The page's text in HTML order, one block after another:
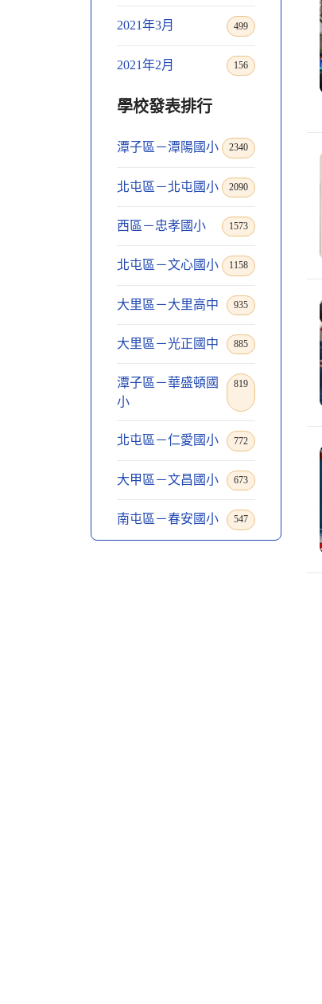
2021年3月 499
2021年2月 156
學校發表排行
潭子區－潭陽國小 2340
北屯區－北屯國小 2090
西區－忠孝國小 1573
北屯區－文心國小 1158
大里區－大里高中 935
大里區－光正國中 885
潭子區－華盛頓國
小
819
北屯區－仁愛國小 772
大甲區－文昌國小 673
南屯區－春安國小 547